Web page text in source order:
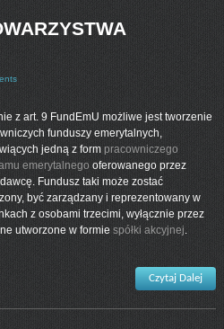
z art. 9 FundEmU możliwe jest tworzenie
funduszy emerytalnych,
jedną z form pracowniczego
emerytalnegooferowanego przez
Fundusz taki może zostać
być zarządzany i reprezentowany w
z osobami trzecimi, wyłącznie przez
utworzone w formie spółki akcyjnej.
Czytaj Dalej